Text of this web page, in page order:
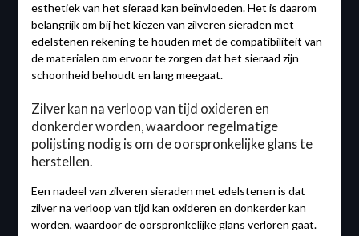
esthetiek van het sieraad kan beïnvloeden. Het is daarom
belangrijk om bij het kiezen van zilveren sieraden met
edelstenen rekening te houden met de compatibiliteit van
de materialen om ervoor te zorgen dat het sieraad zijn
schoonheid behoudt en lang meegaat.
Zilver kan na verloop van tijd oxideren en
donkerder worden, waardoor regelmatige
polijsting nodig is om de oorspronkelijke glans te
herstellen.
Een nadeel van zilveren sieraden met edelstenen is dat
zilver na verloop van tijd kan oxideren en donkerder kan
worden, waardoor de oorspronkelijke glans verloren gaat.